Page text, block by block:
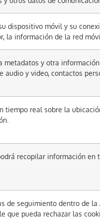
dispositivo móvil y su
la información de la red
metadatos y otra
audio y video, contactos
tiempo real sobre la
recopilar información
de seguimiento dentro de
que pueda rechazar las